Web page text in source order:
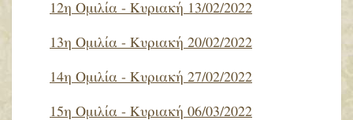
12η Ομιλία - Κυριακή 13/02/2022
13η Ομιλία - Κυριακή 20/02/2022
14η Ομιλία - Κυριακή 27/02/2022
15η Ομιλία - Κυριακή 06/03/2022